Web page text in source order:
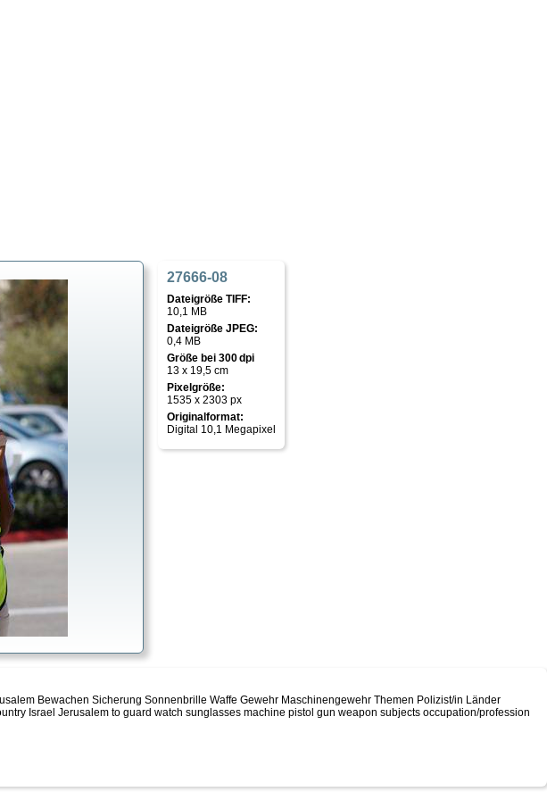
27666-08
Dateigröße TIFF:
10,1 MB
Dateigröße JPEG:
0,4 MB
Größe bei 300 dpi
13 x 19,5 cm
Pixelgröße:
1535 x 2303 px
Originalformat:
Digital 10,1 Megapixel
Bewachen Sicherung Sonnenbrille Waffe Gewehr Maschinengewehr Themen Polizist/in Länder
Israel Jerusalem to guard watch sunglasses machine pistol gun weapon subjects occupation/profession